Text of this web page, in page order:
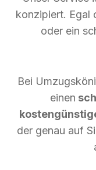
konzipiert. Egal
oder ein
Bei
einen
der genau auf